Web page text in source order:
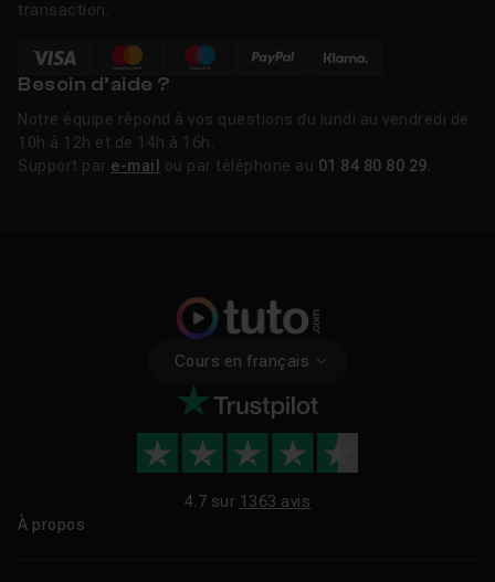
transaction.
Besoin d’aide ?
Notre équipe répond à vos questions du lundi au vendredi de
10h à 12h et de 14h à 16h.
Support par e-mail ou par téléphone au 01 84 80 80 29
Cours en français
4.7 sur 1363 avis
À propos